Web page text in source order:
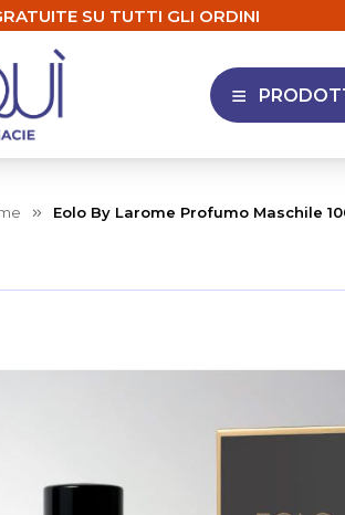
SU TUTTI GLI ORDINI
APRI MENU
Eolo By Larome Profumo Maschile